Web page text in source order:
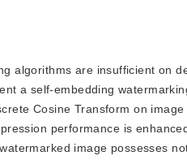
algorithms are insufficient on
a self-embedding
Cosine Transform on
performance is
image possesses